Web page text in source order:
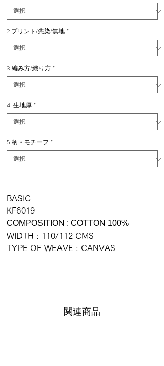
2.プリント/先染/無地 *
3.編み方/織り方 *
4. 生地厚 *
5.柄・モチーフ *
BASIC
KF6019
COMPOSITION : COTTON 100%
WIDTH : 110/112 CMS
TYPE OF WEAVE : CANVAS
関連商品